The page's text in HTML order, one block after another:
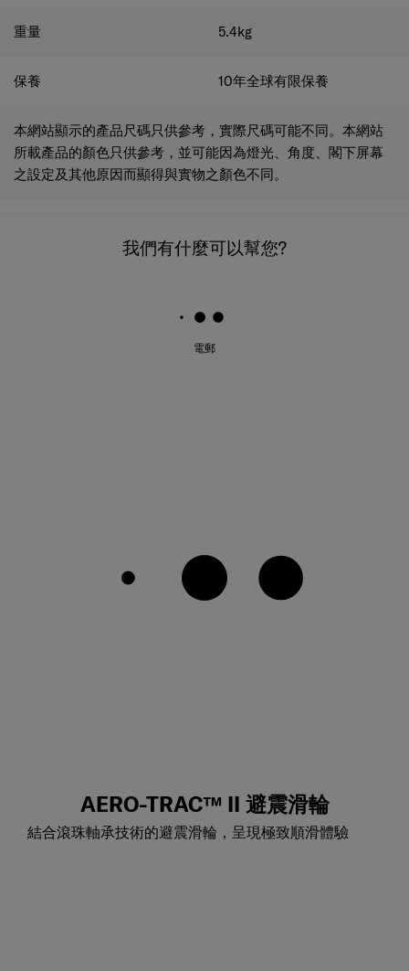
重量 5.4kg
保養 10年全球有限保養
本網站顯示的產品尺碼只供參考，實際尺碼可能不同。本網站
所載產品的顏色只供參考，並可能因為燈光、角度、閣下屏幕
之設定及其他原因而顯得與實物之顏色不同。
我們有什麼可以幫您?
電郵
AERO-TRAC™ II 避震滑輪
結合滾珠軸承技術的避震滑輪，呈現極致順滑體驗